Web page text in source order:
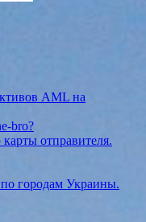
AML на
bro?
отправителя.
городам Украины.